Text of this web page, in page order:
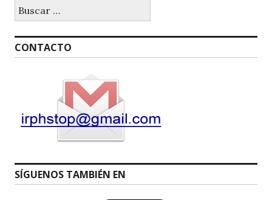
CONTACTO
SÍGUENOS TAMBIÉN EN